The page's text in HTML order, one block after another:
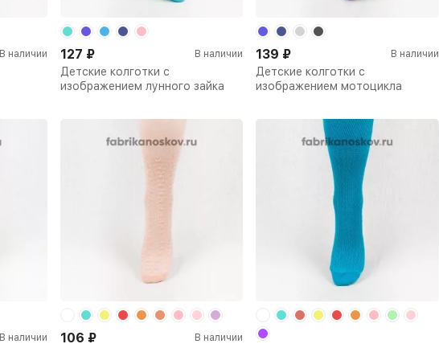
В наличии
Детские колготки с
изображением лунного зайка
127 ₽ В наличии
Детские колготки с
изображением мотоцикла
139 ₽ В наличии
В наличии 106 ₽ В наличии